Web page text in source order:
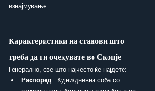
изнајмување.
Карактеристики на станови што
треба да ги очекувате во Скопје
Генерално, еве што најчесто ќе најдете:
Распоред : Кујни/дневна соба со